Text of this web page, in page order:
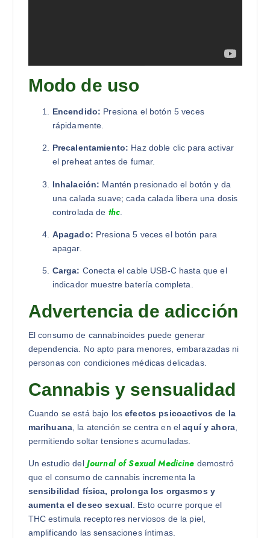
Modo de uso
Encendido: Presiona el botón 5 veces
rápidamente.
Precalentamiento: Haz doble clic para activar
el preheat antes de fumar.
Inhalación: Mantén presionado el botón y da
una calada suave; cada calada libera una dosis
controlada de thc
Apagado: Presiona 5 veces el botón para
apagar.
Carga: Conecta el cable USB-C hasta que el
indicador muestre batería completa.
Advertencia de adicción
El consumo de cannabinoides puede generar
dependencia. No apto para menores, embarazadas ni
personas con condiciones médicas delicadas.
Cannabis y sensualidad
Cuando se está bajo losefectos psicoactivos de la
marihuana , la atención se centra en elaquí y ahora,
permitiendo soltar tensiones acumuladas.
Un estudio del Journal of Sexual Medicine demostró
que el consumo de cannabis incrementa la
sensibilidad física, prolonga los orgasmos y
aumenta el deseo sexual . Esto ocurre porque el
THC estimula receptores nerviosos de la piel,
amplificando las sensaciones íntimas.